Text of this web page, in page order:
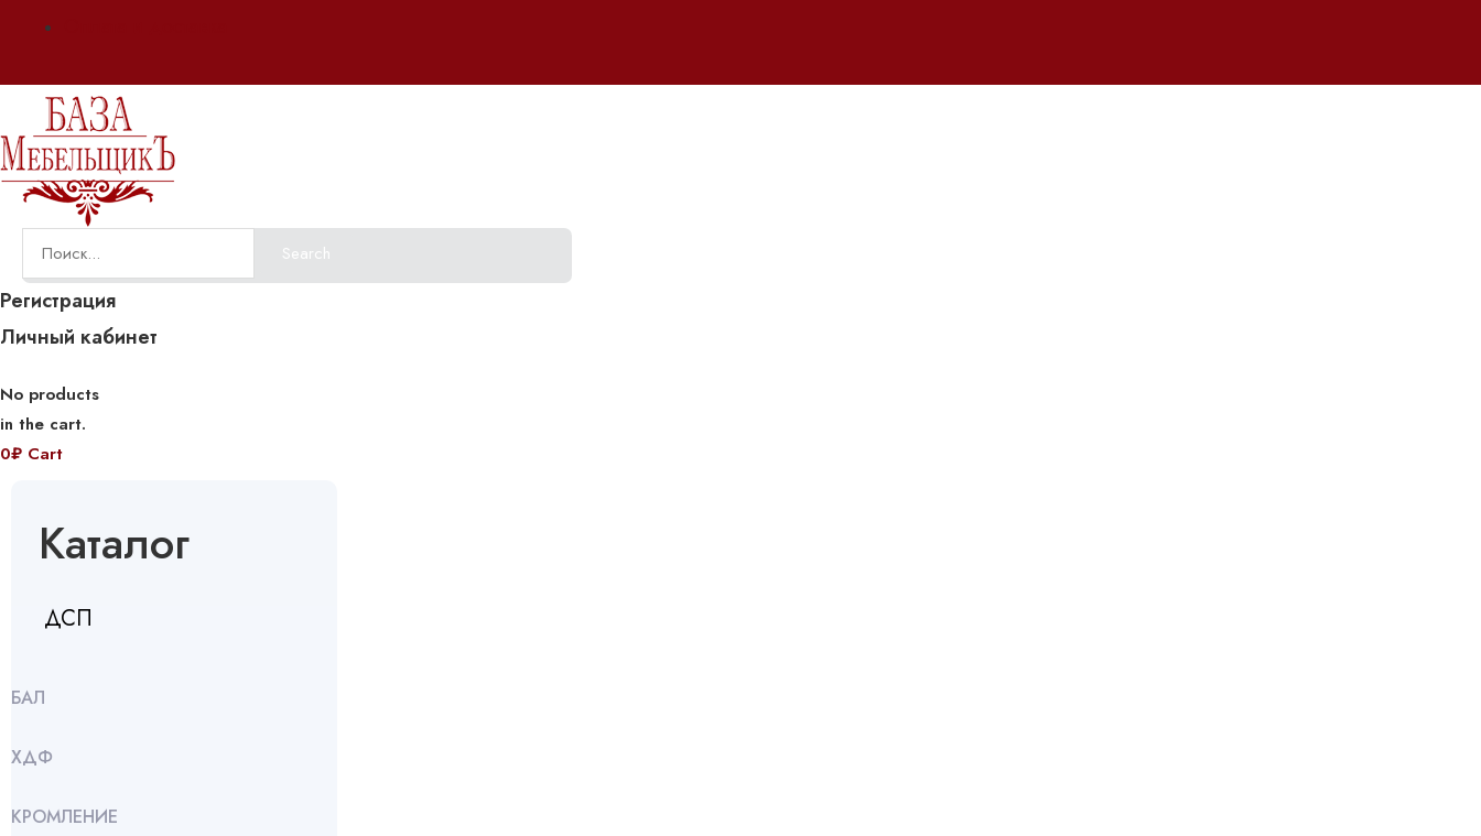
Search
Регистрация
Личный кабинет
No products
in the cart.
0₽ Cart
Каталог
ДСП
БАЛ
ХДФ
КРОМЛЕНИЕ